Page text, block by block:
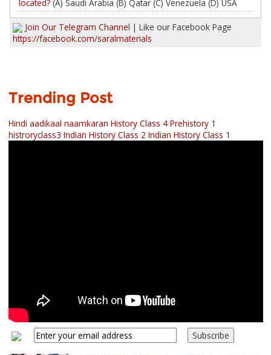
located? (A) Saudi Arabia (B) Qatar (C) Venezuela (D) USA
Join Our Telegram Channel | Like our Facebook Page
https://facebook.com/saralmaterials
Trending Post
Hindi aadikaal naamkaran History Class 4 Prehistory 1
histroryclass3 Indian History Class 2 Indian History Class 1